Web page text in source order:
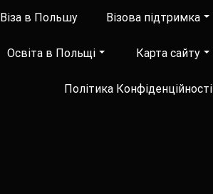
Віза в Польшу Візова підтримка
Освіта в Польщі Карта сайту
Політика Конфіденційності